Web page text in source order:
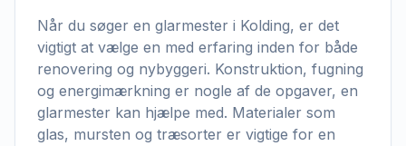
Når du søger en glarmester i Kolding, er det
vigtigt at vælge en med erfaring inden for både
renovering og nybyggeri. Konstruktion, fugning
og energimærkning er nogle af de opgaver, en
glarmester kan hjælpe med. Materialer som
glas, mursten og træsorter er vigtige for en